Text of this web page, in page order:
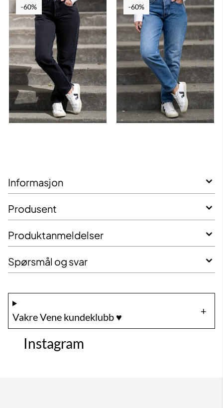
-60%
-60%
Informasjon
Produsent
Produktanmeldelser
Spørsmål og svar
Vakre Vene kundeklubb ♥️
Instagram